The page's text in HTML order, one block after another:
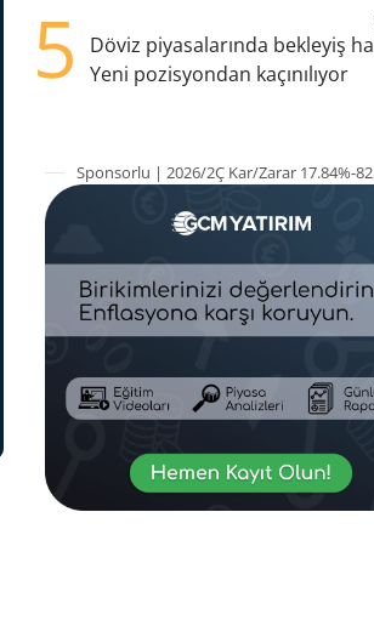
5
Döviz piyasalarında bekleyiş
Yeni pozisyondan kaçınılıyor
Sponsorlu | 2026/2Ç Kar/Zarar 17.84%-